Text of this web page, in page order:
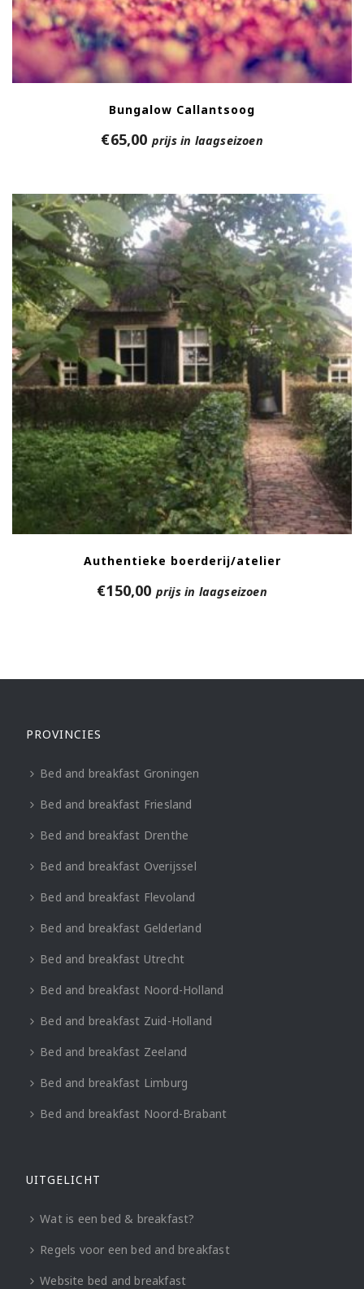
Bungalow Callantsoog
€65,00 prijs in laagseizoen
Authentieke boerderij/atelier
€150,00 prijs in laagseizoen
PROVINCIES
Bed and breakfast Groningen
Bed and breakfast Friesland
Bed and breakfast Drenthe
Bed and breakfast Overijssel
Bed and breakfast Flevoland
Bed and breakfast Gelderland
Bed and breakfast Utrecht
Bed and breakfast Noord-Holland
Bed and breakfast Zuid-Holland
Bed and breakfast Zeeland
Bed and breakfast Limburg
Bed and breakfast Noord-Brabant
UITGELICHT
Wat is een bed & breakfast?
Regels voor een bed and breakfast
Website bed and breakfast